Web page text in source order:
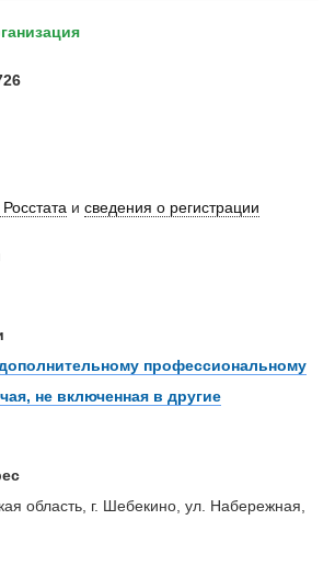
и сведения о регистрации
профессиональному
не включенная в другие
область, г. Шебекино, ул. Набережная,